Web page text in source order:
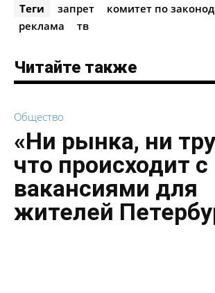
Теги запрет
комитет по
реклама
тв
Читайте также
Общество
«Ни рынка, ни
что происходит с
вакансиями для
жителей